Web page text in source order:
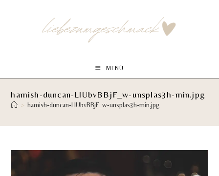
MENÜ
hamish-duncan-LlUbvBBjF_w-unsplas3h-min.jpg
> hamish-duncan-LlUbvBBjF_w-unsplas3h-min.jpg